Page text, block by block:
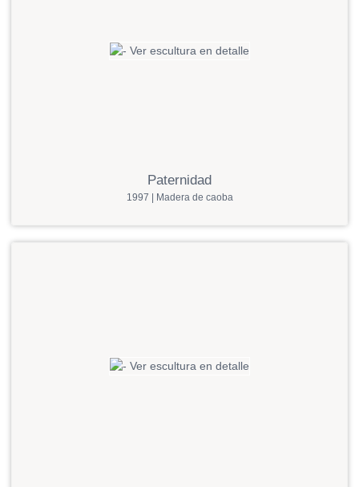
Paternidad
1997 | Madera de caoba